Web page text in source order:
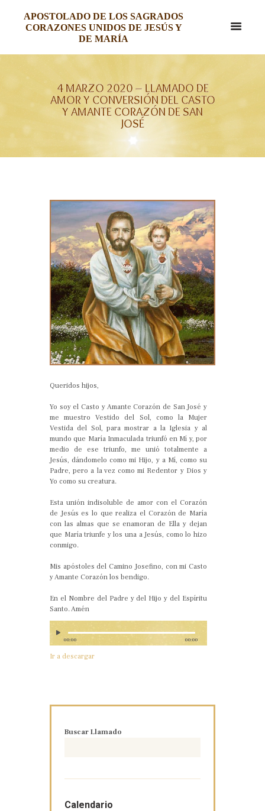
APOSTOLADO DE LOS SAGRADOS
CORAZONES UNIDOS DE JESÚS Y
DE MARÍA
4 MARZO 2020 – LLAMADO DE
AMOR Y CONVERSIÓN DEL CASTO
Y AMANTE CORAZÓN DE SAN
JOSÉ
Queridos hijos,
Yo soy el Casto y Amante Corazón de San José y
me muestro Vestido del Sol, como la Mujer
Vestida del Sol, para mostrar a la Iglesia y al
mundo que María Inmaculada triunfó en Mí y, por
medio de ese triunfo, me unió totalmente a
Jesús, dándomelo como mi Hijo, y a Mí, como su
Padre, pero a la vez como mi Redentor y Dios y
Yo como su creatura.
Esta unión indisoluble de amor con el Corazón
de Jesús es lo que realiza el Corazón de María
con las almas que se enamoran de Ella y dejan
que María triunfe y los una a Jesús, como lo hizo
conmigo.
Mis apóstoles del Camino Josefino, con mi Casto
y Amante Corazón los bendigo.
En el Nombre del Padre y del Hijo y del Espíritu
Santo. Amén
00:00 00:00
Ir a descargar
Buscar Llamado
Calendario